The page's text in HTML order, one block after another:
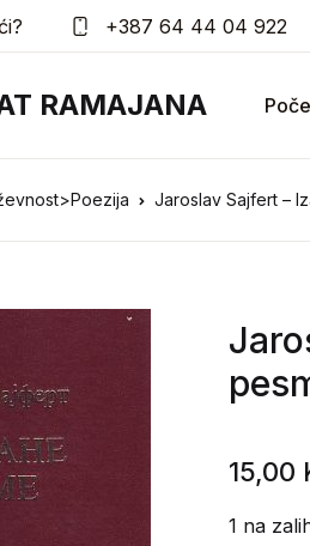
+387 64 44 04 922
RAMAJANA
Jaroslav Sajfert –
15,00
1 na